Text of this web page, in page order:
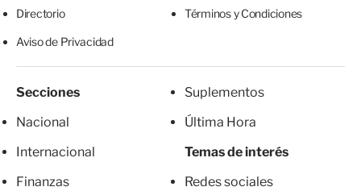
Directorio Términos y Condiciones
Aviso de Privacidad
Secciones
Nacional
Internacional
Finanzas
Suplementos
Última Hora
Temas de interés
Redes sociales